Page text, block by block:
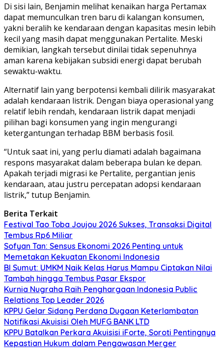
Di sisi lain, Benjamin melihat kenaikan harga Pertamax
dapat memunculkan tren baru di kalangan konsumen,
yakni beralih ke kendaraan dengan kapasitas mesin lebih
kecil yang masih dapat menggunakan Pertalite. Meski
demikian, langkah tersebut dinilai tidak sepenuhnya
aman karena kebijakan subsidi energi dapat berubah
sewaktu-waktu.
Alternatif lain yang berpotensi kembali dilirik masyarakat
adalah kendaraan listrik. Dengan biaya operasional yang
relatif lebih rendah, kendaraan listrik dapat menjadi
pilihan bagi konsumen yang ingin mengurangi
ketergantungan terhadap BBM berbasis fosil.
“Untuk saat ini, yang perlu diamati adalah bagaimana
respons masyarakat dalam beberapa bulan ke depan.
Apakah terjadi migrasi ke Pertalite, pergantian jenis
kendaraan, atau justru percepatan adopsi kendaraan
listrik,” tutup Benjamin.
Berita Terkait
Festival Tao Toba Joujou 2026 Sukses, Transaksi Digital
Tembus Rp6 Miliar
Sofyan Tan: Sensus Ekonomi 2026 Penting untuk
Memetakan Kekuatan Ekonomi Indonesia
BI Sumut: UMKM Naik Kelas Harus Mampu Ciptakan Nilai
Tambah hingga Tembus Pasar Ekspor
Kurnia Nugraha Raih Penghargaan Indonesia Public
Relations Top Leader 2026
KPPU Gelar Sidang Perdana Dugaan Keterlambatan
Notifikasi Akuisisi Oleh MUFG BANK LTD
KPPU Batalkan Perkara Akuisisi iForte, Soroti Pentingnya
Kepastian Hukum dalam Pengawasan Merger